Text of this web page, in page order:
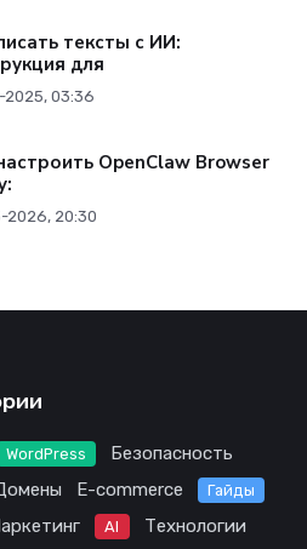
тексты с ИИ:
для
2025, 03:36
OpenClaw Browser
2026, 20:30
WordPress
Безопасность
E-commerce Гайды
AI
Технологии